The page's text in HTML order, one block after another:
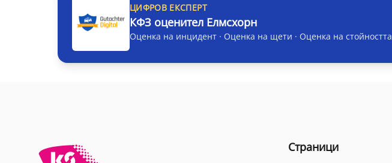
ЦИФРОВ ЕКСПЕРТ
КФЗ оценител Елмсхорн
Оценка на инцидент · Оценка на щети · Оценка на стойността
Страници